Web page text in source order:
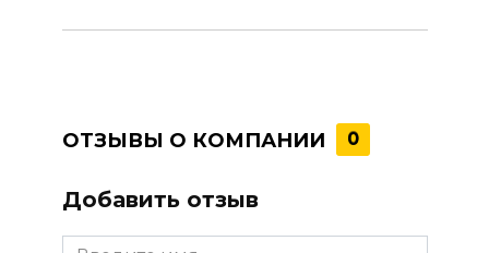
ОТЗЫВЫ О КОМПАНИИ 0
Добавить отзыв